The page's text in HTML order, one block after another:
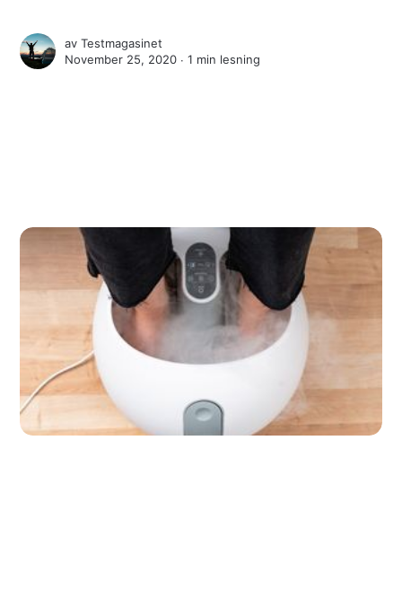
avTestmagasinet
November 25, 2020 ∙1 min lesning